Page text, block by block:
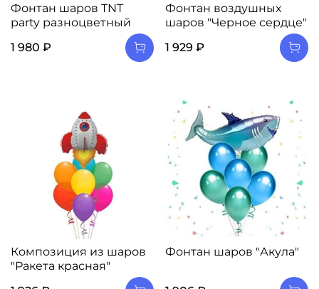
Фонтан шаров TNT
party разноцветный
1 980 ₽
Фонтан воздушных
шаров "Черное сердце"
1 929 ₽
Композиция из шаров
"Ракета красная"
Фонтан шаров "Акула"